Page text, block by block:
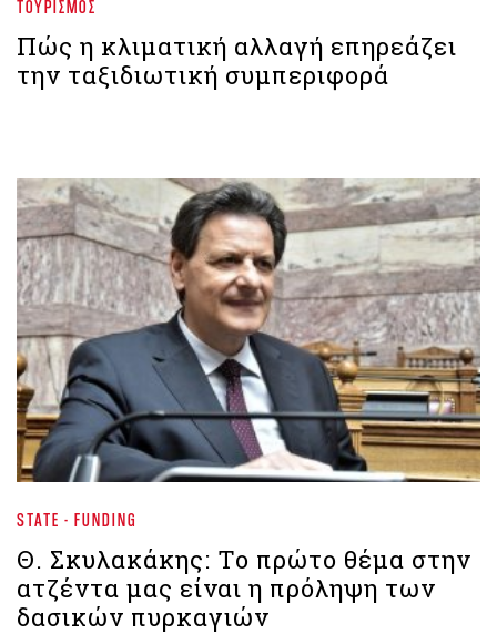
ΤΟΥΡΙΣΜΌΣ
Πώς η κλιματική αλλαγή επηρεάζει
την ταξιδιωτική συμπεριφορά
STATE - FUNDING
Θ. Σκυλακάκης: Το πρώτο θέμα στην
ατζέντα μας είναι η πρόληψη των
δασικών πυρκαγιών